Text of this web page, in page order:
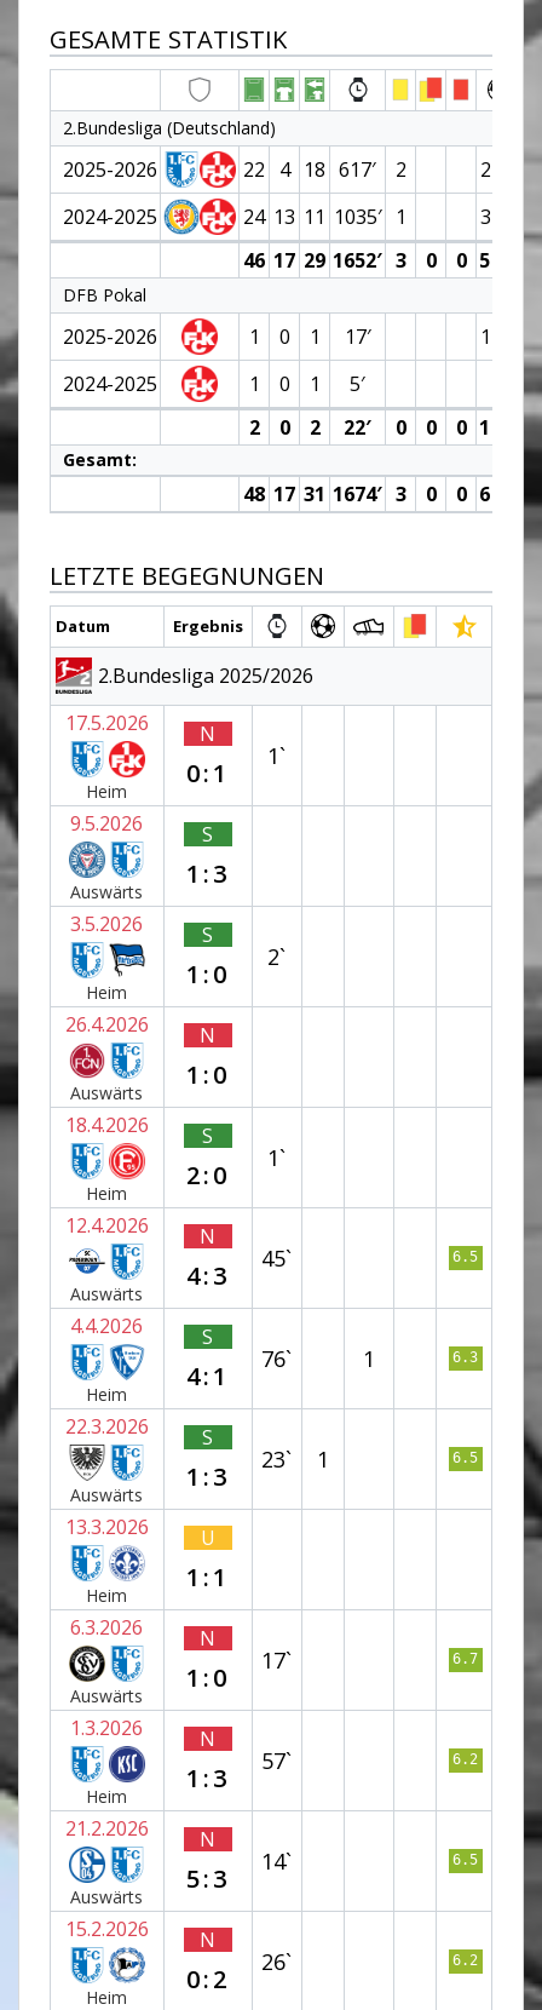
GESAMTE STATISTIK
2.Bundesliga (Deutschland)
2025-2026 22 4 18 617′ 2 2 (1)
2024-2025
24 13 11 1035′ 1 3 (0)
46 17 29 1652′ 3 0 0 5 (1)
DFB Pokal
2025-2026 1 0 1 17′
1 (0)
2024-2025
1 0 1
5′
2
0 2 22′ 0 0 0 1 (0)
Gesamt:
48 17 31 1674′ 3 0 0 6 (1)
LETZTE BEGEGNUNGEN
Datum Ergebnis
2.Bundesliga 2025/2026
17.5.2026
Heim
N
0:1
1`
9.5.2026
Auswärts
S
1:3
3.5.2026
Heim
S
1:0
2`
26.4.2026
Auswärts
N
1:0
18.4.2026
Heim
S
2:0
1`
12.4.2026
Auswärts
N
4:3
45` 6.5
4.4.2026
Heim
S
4:1
76` 1 6.3
22.3.2026
Auswärts
S
1:3
23` 1 6.5
13.3.2026
Heim
U
1:1
6.3.2026
Auswärts
N
1:0
17` 6.7
1.3.2026
Heim
N
1:3
57` 6.2
21.2.2026
Auswärts
N
5:3
14` 6.5
15.2.2026
Heim
N
0:2
26` 6.2